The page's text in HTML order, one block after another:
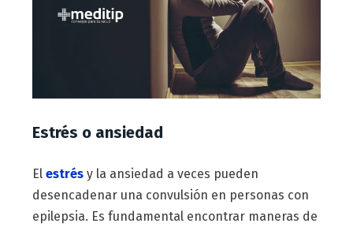
Estrés o ansiedad
El estrésy la ansiedad a veces pueden
desencadenar una convulsión en personas con
epilepsia. Es fundamental encontrar maneras de